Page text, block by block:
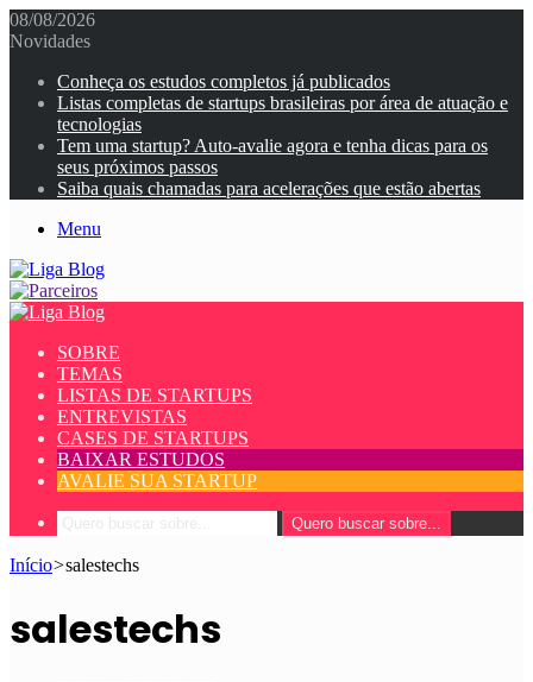
08/08/2026
Novidades
Conheça os estudos completos já publicados
Listas completas de startups brasileiras por área de atuação e
tecnologias
Tem uma startup? Auto-avalie agora e tenha dicas para os
seus próximos passos
Saiba quais chamadas para acelerações que estão abertas
Menu
SOBRE
TEMAS
LISTAS DE STARTUPS
ENTREVISTAS
CASES DE STARTUPS
BAIXAR ESTUDOS
AVALIE SUA STARTUP
Quero buscar sobre...
Início>salestechs
salestechs